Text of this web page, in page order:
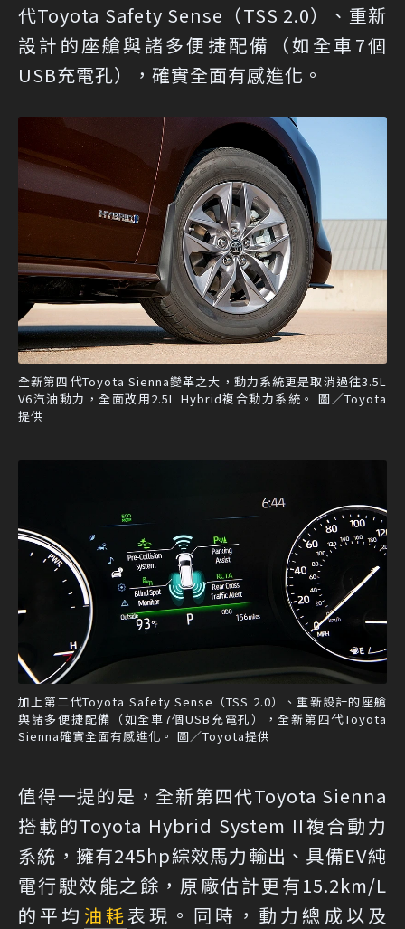
代Toyota Safety Sense（TSS 2.0）、重新
設計的座艙與諸多便捷配備（如全車7個
USB充電孔），確實全面有感進化。
全新第四代Toyota Sienna變革之大，動力系統更是取消過往3.5L
V6汽油動力，全面改用2.5L Hybrid複合動力系統。 圖／Toyota
提供
加上第二代Toyota Safety Sense（TSS 2.0）、重新設計的座艙
與諸多便捷配備（如全車7個USB充電孔），全新第四代Toyota
Sienna確實全面有感進化。 圖／Toyota提供
值得一提的是，全新第四代Toyota Sienna
搭載的Toyota Hybrid System II複合動力
系統，擁有245hp綜效馬力輸出、具備EV純
電行駛效能之餘，原廠估計更有15.2km/L
的平均 油耗表現。同時，動力總成以及